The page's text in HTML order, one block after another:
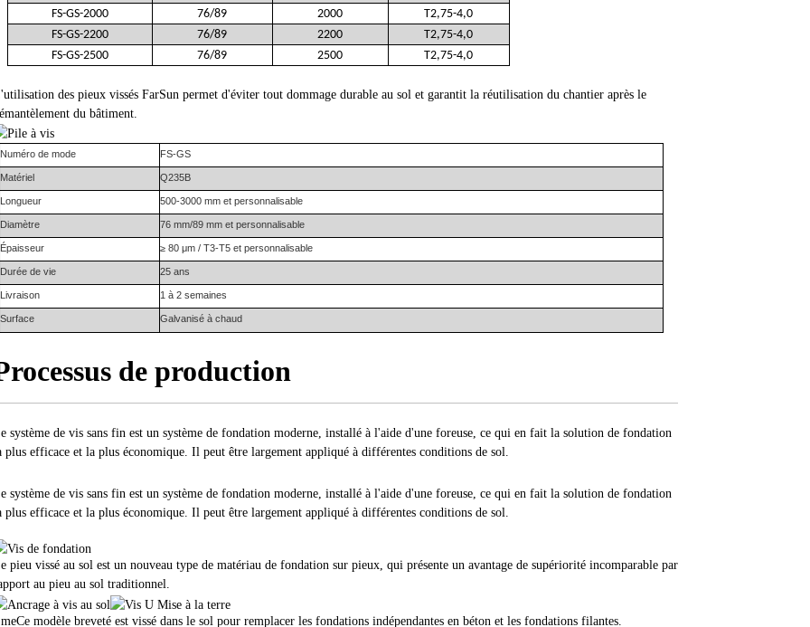
FS-GS-2000
76/89 2000
T2,75-4,0
FS-GS-2200
76/89 2200
T2,75-4,0
FS-GS-2500
76/89 2500 T2,75-4,0
des pieux vissés FarSun permet d'éviter tout dommage durable au sol et garantit la réutilisation du chantier après le
du bâtiment.
Numéro de mode FS-GS
Matériel Q235B
Longueur 500-3000 mm et personnalisable
Diamètre 76 mm/89 mm et personnalisable
Épaisseur ≥ 80 μm / T3-T5 et personnalisable
Durée de vie 25 ans
Livraison 1 à 2 semaines
Surface Galvanisé à chaud
de production
système de vis sans fin est un système de fondation moderne, installé à l'aide d'une foreuse, ce qui en fait la solution de fondation
plus efficace et la plus économique. Il peut être largement appliqué à différentes conditions de sol.
système de vis sans fin est un système de fondation moderne, installé à l'aide d'une foreuse, ce qui en fait la solution de fondation
plus efficace et la plus économique. Il peut être largement appliqué à différentes conditions de sol.
pieu vissé au sol est un nouveau type de matériau de fondation sur pieux, qui présente un avantage de supériorité incomparable par
au pieu au sol traditionnel.
Ce modèle breveté est vissé dans le sol pour remplacer les fondations indépendantes en béton et les fondations filantes.